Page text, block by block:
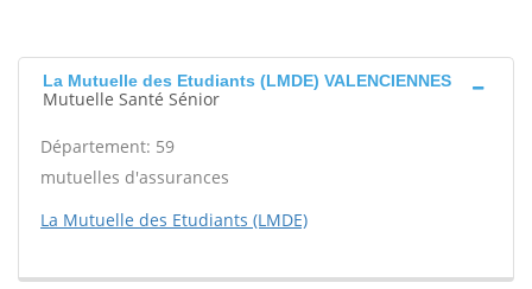
La Mutuelle des Etudiants (LMDE) VALENCIENNES
Mutuelle Santé Sénior
Département: 59
mutuelles d'assurances
La Mutuelle des Etudiants (LMDE)